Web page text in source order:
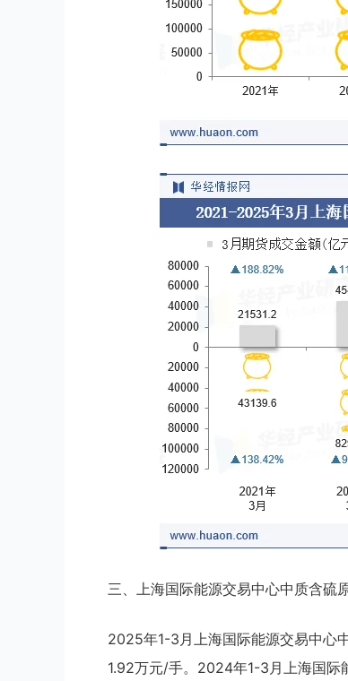
三、上海国际能源交易中心中质含硫
2025年1-3月上海国际能源交易中心
1.92万元/手。2024年1-3月上海国